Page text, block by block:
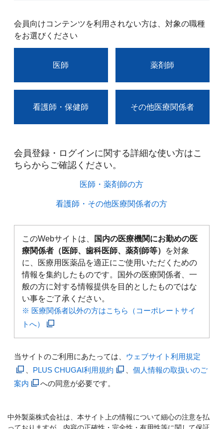
会員向けコンテンツを利用されない方は、対象の職種
をお選びください
医師 薬剤師
看護師・保健師 その他医療関係者
会員登録・ログインに関する詳細な使い方はこ
ちらからご確認ください。​
医師・薬剤師の方​
看護師・その他医療関係者の方​
このWebサイトは、
国内の医療機関にお勤めの医
療関係者（医師、歯科医師、薬剤師等）
を対象
に、医療用医薬品を適正にご使用いただくための
情報を集約したものです。国外の医療関係者、一
般の方に対する情報提供を目的としたものではな
い事をご了承ください。
※ 医療関係者以外の方はこちら（コーポレートサイ
トへ）
当サイトのご利用にあたっては、 ウェブサイト利用規定
PLUS CHUGAI利用規約
個人情報の取扱いのご
案内
への同意が必要です。
中外製薬株式会社は、本サイト上の情報について細心の注意を払
っておりますが、内容の正確性・完全性・有用性等に関して保証